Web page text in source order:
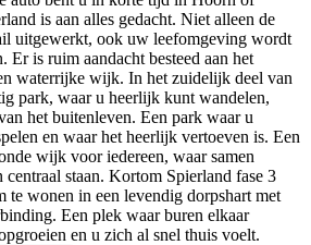
is aan alles gedacht. Niet alleen de
uitgewerkt, ook uw leefomgeving wordt
Er is ruim aandacht besteed aan het
waterrijke wijk. In het zuidelijk deel van
park, waar u heerlijk kunt wandelen,
het buitenleven. Een park waar u
en waar het heerlijk vertoeven is. Een
wijk voor iedereen, waar samen
staan. Kortom Spierland fase 3
te wonen in een levendig dorpshart met
Een plek waar buren elkaar
en u zich al snel thuis voelt.